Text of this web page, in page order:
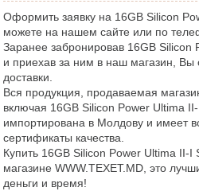
Оформить заявку на 16GB Silicon
можете на нашем сайте или по
Заранее забронировав 16GB Silicon
и приехав за ним в наш магазин, Вы
доставки.
Вся продукция, продаваемая
включая 16GB Silicon Power Ultima
импортирована в Молдову и имеет
сертификаты качества.
Купить 16GB Silicon Power Ultima II-
магазине WWW.TEXET.MD, это
деньги и время!